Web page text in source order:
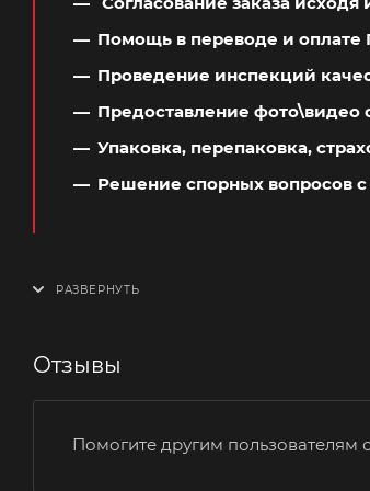
Помощь в переводе и оплате
Проведение инспекций
Предоставление фото\видео
Упаковка, перепаковка,
Решение спорных вопросов с
Отзывы
Помогите другим